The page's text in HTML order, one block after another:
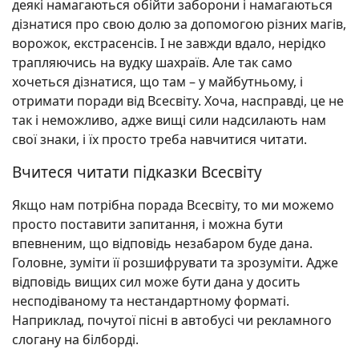
деякі намагаються обійти заборони і намагаються
дізнатися про свою долю за допомогою різних магів,
ворожок, екстрасенсів. І не завжди вдало, нерідко
трапляючись на вудку шахраїв. Але так само
хочеться дізнатися, що там – у майбутньому, і
отримати поради від Всесвіту. Хоча, насправді, це не
так і неможливо, адже вищі сили надсилають нам
свої знаки, і їх просто треба навчитися читати.
Вчитеся читати підказки Всесвіту
Якщо нам потрібна порада Всесвіту, то ми можемо
просто поставити запитання, і можна бути
впевненим, що відповідь незабаром буде дана.
Головне, зуміти її розшифрувати та зрозуміти. Адже
відповідь вищих сил може бути дана у досить
несподіваному та нестандартному форматі.
Наприклад, почутої пісні в автобусі чи рекламного
слогану на білборді.